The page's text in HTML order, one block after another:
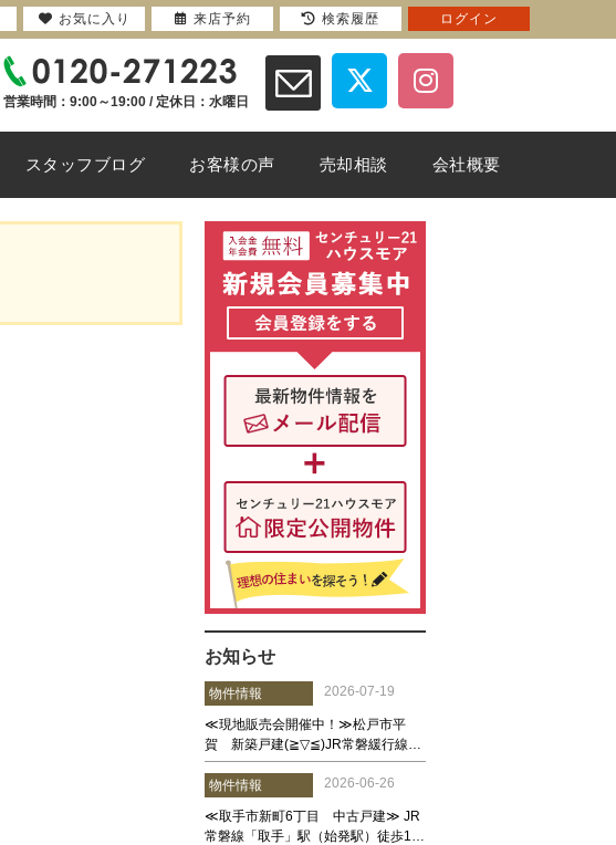
営業時間：9:00～19:00 / 定休日：水曜日
スタッフブログ お客様の声 売却相談 会社概要
お知らせ
お気に入り 来店予約 検索履歴 ログイン